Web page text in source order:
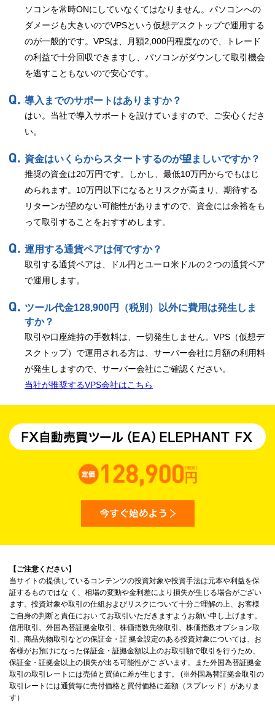
ソコンを常時ONにしていなくてはなりません。パソコンへの
ダメージも大きいのでVPSという仮想デスクトップで運用する
のが一般的です。VPSは、月額2,000円程度なので、トレード
の利益で十分回収できますし、パソコンがダウンして取引機会
を逃すこともないので安心です。
導入までのサポートはありますか？
はい。当社で導入サポートを設けていますので、ご安心くださ
い。
資金はいくらからスタートするのが望ましいですか？
推奨の資金は20万円です。しかし、最低10万円からでもはじ
められます。10万円以下になるとリスクが高まり、期待する
リターンが望めない可能性がありますので、資金には余裕をも
って取引することをおすすめします。
運用する通貨ペアは何ですか？
取引する通貨ペアは、ドル円とユーロ米ドルの２つの通貨ペア
で運用します。
ツール代金128,900円（税別）以外に費用は発生しま
すか？
取引や口座維持の手数料は、一切発生しません。VPS（仮想デ
スクトップ）で運用される方は、サーバー会社に月額の利用料
が発生しますので、サーバー会社にご確認ください。
当社が推奨するVPS会社はこちら
【ご注意ください】
当サイトの提供しているコンテンツの投資対象や投資手法は元本や利益を保
証するものではな く、相場の変動や金利差により損失が生じる場合がござい
ます。投資対象や取引の仕組およびリスクについて十分ご理解の上、お客様
ご自身の判断と責任におい てお取引いただきますようお願い申し上げます。
信用取引、外国為替証拠金取引、株価指数先物取引、株価指数オプション取
引、商品先物取引などの保証金・証 拠金設定のある投資対象については、お
客様がお預けになった保証金・証拠金額以上のお取引額で取引を行うため、
保証金・証拠金以上の損失が出る可能性がご ざいます。また外国為替証拠金
取引の取引レートには売値と買値に差が生じます。 (※外国為替証拠金取引の
取引レートには通貨毎に売付価格と買付価格に差額（スプレッド）がありま
す）